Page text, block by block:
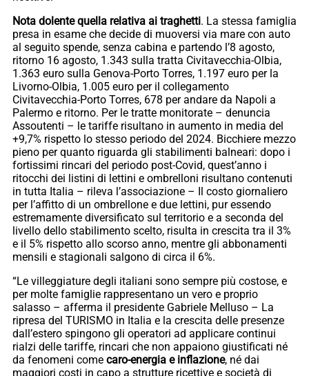
Nota dolente quella relativa ai traghetti. La stessa famiglia
presa in esame che decide di muoversi via mare con auto
al seguito spende, senza cabina e partendo l’8 agosto,
ritorno 16 agosto, 1.343 sulla tratta Civitavecchia-Olbia,
1.363 euro sulla Genova-Porto Torres, 1.197 euro per la
Livorno-Olbia, 1.005 euro per il collegamento
Civitavecchia-Porto Torres, 678 per andare da Napoli a
Palermo e ritorno. Per le tratte monitorate – denuncia
Assoutenti – le tariffe risultano in aumento in media del
+9,7% rispetto lo stesso periodo del 2024. Bicchiere mezzo
pieno per quanto riguarda gli stabilimenti balneari: dopo i
fortissimi rincari del periodo post-Covid, quest’anno i
ritocchi dei listini di lettini e ombrelloni risultano contenuti
in tutta Italia – rileva l’associazione – Il costo giornaliero
per l’affitto di un ombrellone e due lettini, pur essendo
estremamente diversificato sul territorio e a seconda del
livello dello stabilimento scelto, risulta in crescita tra il 3%
e il 5% rispetto allo scorso anno, mentre gli abbonamenti
mensili e stagionali salgono di circa il 6%.
“Le villeggiature degli italiani sono sempre più costose, e
per molte famiglie rappresentano un vero e proprio
salasso – afferma il presidente Gabriele Melluso – La
ripresa del TURISMO in Italia e la crescita delle presenze
dall’estero spingono gli operatori ad applicare continui
rialzi delle tariffe, rincari che non appaiono giustificati né
da fenomeni come caro-energia e inflazione, né dai
maggiori costi in capo a strutture ricettive e società di